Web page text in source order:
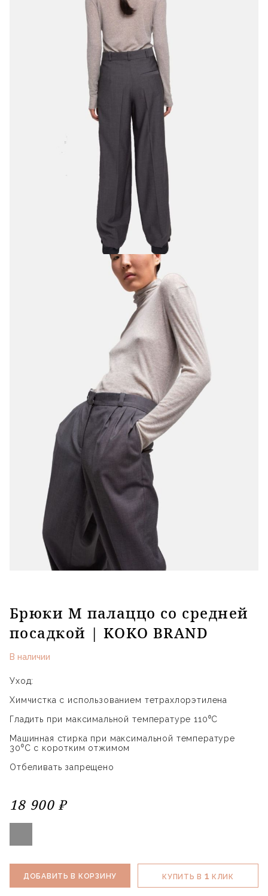
Брюки М палаццо со средней
посадкой | KOKO BRAND
В наличии
Уход:
Химчистка с использованием тетрахлорэтилена
Гладить при максимальной температуре 110⁰С
Машинная стирка при максимальной температуре
30⁰С с коротким отжимом
Отбеливать запрещено
18 900 ₽
ДОБАВИТЬ В КОРЗИНУ КУПИТЬ В 1 КЛИК